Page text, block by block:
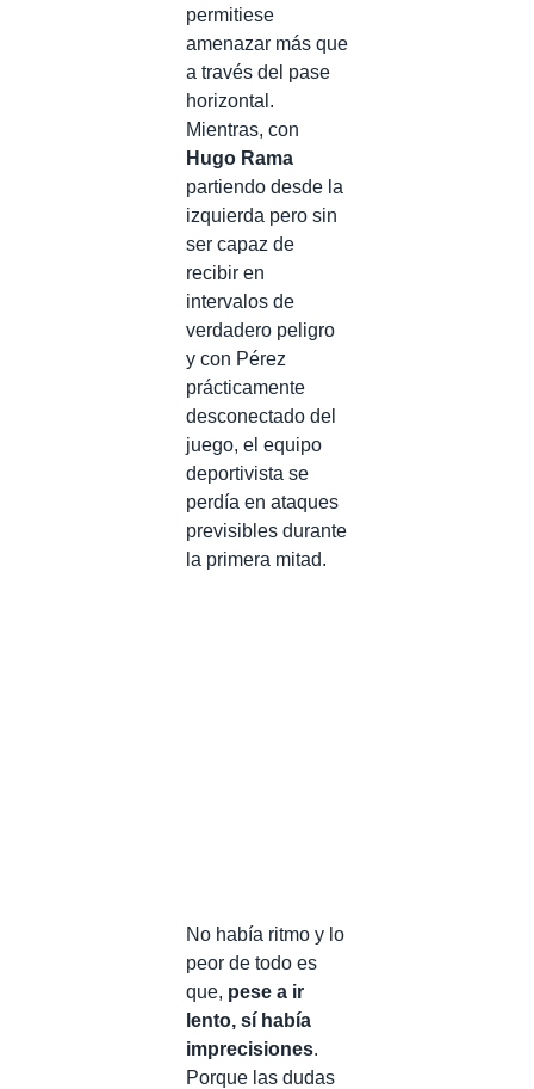
permitiese
amenazar más que
a través del pase
horizontal.
Mientras, con
Hugo Rama
partiendo desde la
izquierda pero sin
ser capaz de
recibir en
intervalos de
verdadero peligro
y con Pérez
prácticamente
desconectado del
juego, el equipo
deportivista se
perdía en ataques
previsibles durante
la primera mitad.
No había ritmo y lo
peor de todo es
que, pese a ir
lento, sí había
imprecisiones.
Porque las dudas